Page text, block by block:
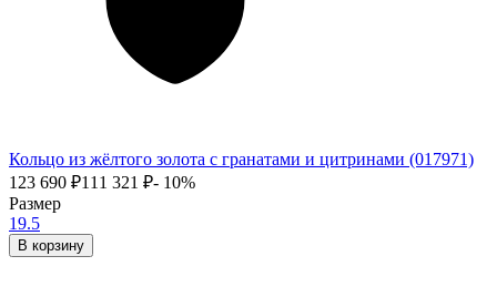
Кольцо из жёлтого золота с гранатами и цитринами (017971)
123 690 ₽111 321 ₽- 10%
Размер
19.5
В корзину